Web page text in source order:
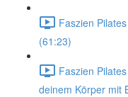
Faszien
(61:23)
Faszien
deinem Körper mit